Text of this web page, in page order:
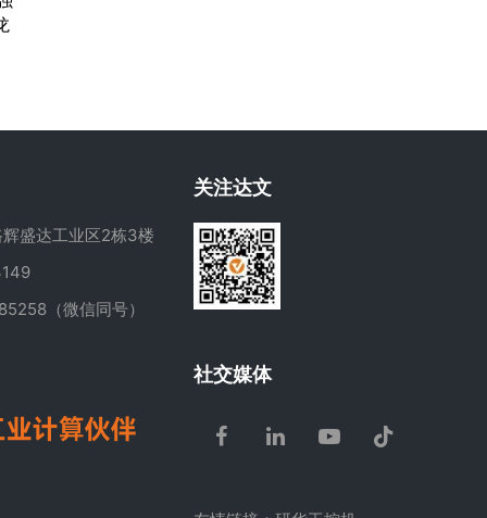
盛达工业区2栋3楼
（微信同号）
关注达文
社交媒体
Facebook
LinkedInYoutubeTiktok